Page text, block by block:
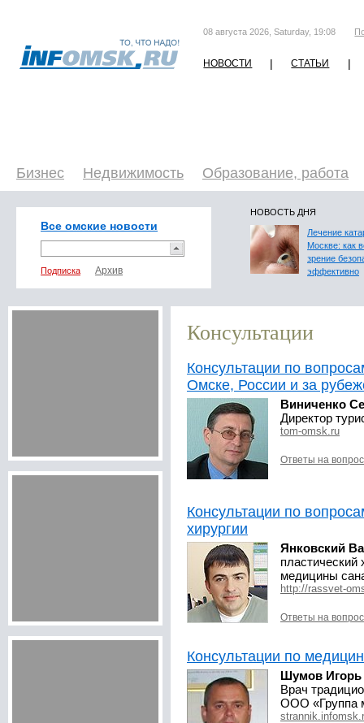
08 августа 2026, Saturday, 19:08
НОВОСТИ | СТАТЬИ |
Бизнес Недвижимость Образование, работа
Все омские новости
Подписка
НОВОСТЬ ДНЯ
Лечение
Москве: как
зрение
эффективно
Консультации
Консультации по
Омске, России и за
Виниченко
Директор
tom-omsk.ru
Ответы на
Консультации по
хирургии
Янковский
пластический
медицины
http://rassvet-
Ответы на
Консультации по
Шумов
Врач
ООО «Группа